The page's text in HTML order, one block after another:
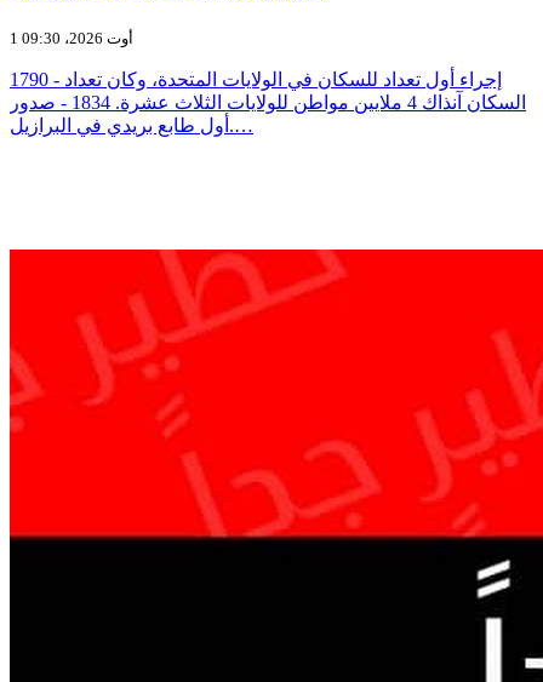
1 أوت 2026، 09:30
1790 - إجراء أول تعداد للسكان في الولايات المتحدة، وكان تعداد
السكان آنذاك 4 ملايين مواطن للولايات الثلاث عشرة. 1834 - صدور
أول طابع بريدي في البرازيل.…